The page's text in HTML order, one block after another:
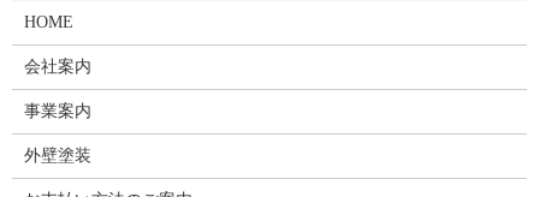
HOME
会社案内
事業案内
外壁塗装